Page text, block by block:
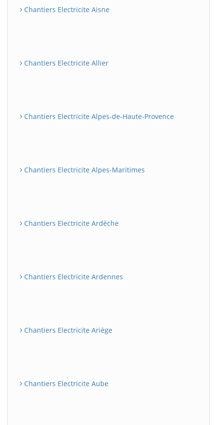
Chantiers Electricite Aisne
Chantiers Electricite Allier
Chantiers Electricite Alpes-de-Haute-Provence
Chantiers Electricite Alpes-Maritimes
Chantiers Electricite Ardèche
Chantiers Electricite Ardennes
Chantiers Electricite Ariège
Chantiers Electricite Aube